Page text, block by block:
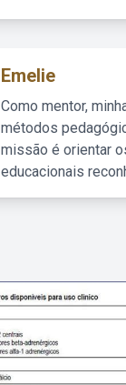
Emelie
Como mentor,
métodos
missão é orientar
educacionais